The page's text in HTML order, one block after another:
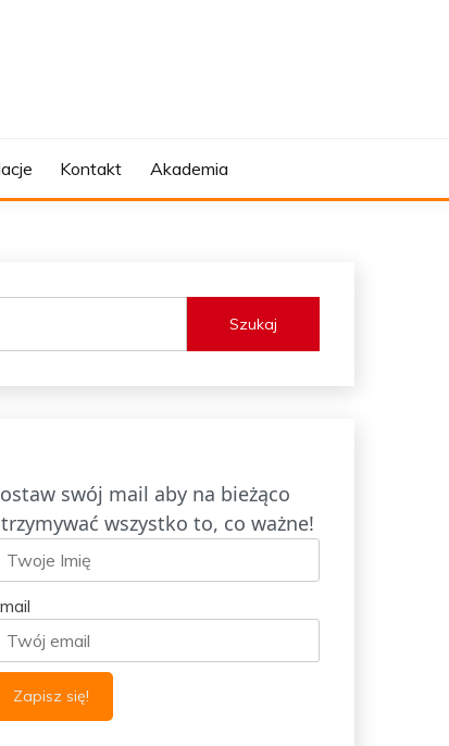
Kontakt Akademia
Szukaj
swój mail aby na bieżąco
wszystko to, co ważne!